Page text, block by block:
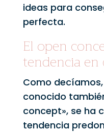
ideas para
perfecta.
El open
tendencia en
Como
conocido
concept», se ha
tendencia